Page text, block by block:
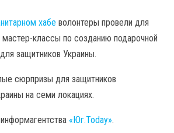
хабе волонтеры провели для
классы по созданию подарочной
защитников Украины.
сюрпризы для защитников
на семи локациях.
«Юг.Today».